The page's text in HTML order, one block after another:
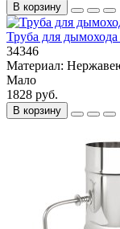
В корзину
Труба для
34346
Материал:
Мало
1828 руб.
В корзину